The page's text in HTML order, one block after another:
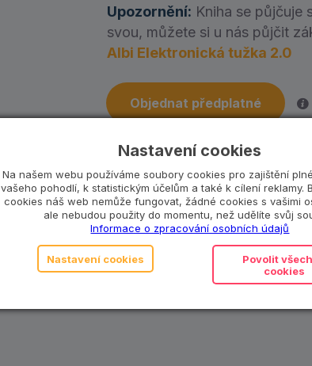
Upozornění: Kniha se půjčuje
svou, můžete si u nás půjčit
Albi Elektronická tužka 2.0
Objednat předplatné
Co se stane, když ztratím část
Katalogové číslo:ALBI0025
Kategorie:
1 až 3 roky,3 až 6
Pro kluky
Vzdělávací hračky
Nastavení cookies
Na našem webu používáme soubory cookies pro zajištění
vašeho pohodlí, k statistickým účelům a také k cílení reklamy.
cookies náš web nemůže fungovat, žádné cookies s vašimi
ale nebudou použity do momentu, než udělíte svůj
Informace o zpracování osobních údajů
Nastavení cookies
Povolit
cookies